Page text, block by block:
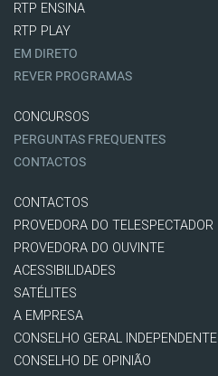
RTP ENSINA
RTP PLAY
EM DIRETO
REVER PROGRAMAS
CONCURSOS
PERGUNTAS FREQUENTES
CONTACTOS
CONTACTOS
PROVEDORA DO TELESPECTADOR
PROVEDORA DO OUVINTE
ACESSIBILIDADES
SATÉLITES
A EMPRESA
CONSELHO GERAL INDEPENDENTE
CONSELHO DE OPINIÃO